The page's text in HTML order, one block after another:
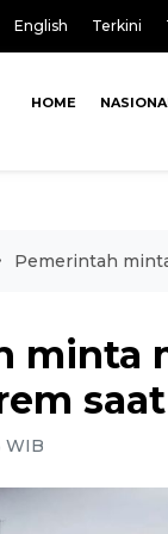
English Terkini
HOME
Pemerintah
minta
WIB